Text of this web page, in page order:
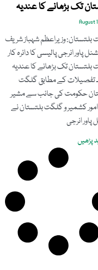
تک بڑھانے کا عندیہ
August
وزیراعظم شہباز شریف
پاور انرجی پالیسی کا دائرہ کار
تک بڑھانے کا عندیہ
تفصیلات کے مطابق گلگت
حکومت کی جانب سے مشیر
امور کشمیر و گلگت بلتستان نے
پاور انرجی
پڑھیں